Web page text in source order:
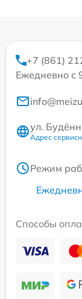
+7 (861)
Ежедневно с
ул.
Адрес
Режим
Способы